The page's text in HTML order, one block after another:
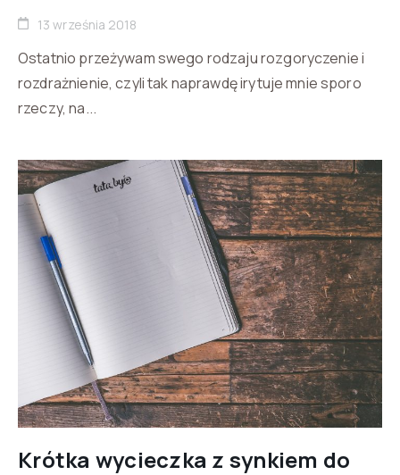
13 września 2018
Ostatnio przeżywam swego rodzaju rozgoryczenie i
rozdrażnienie, czyli tak naprawdę irytuje mnie sporo
rzeczy, na...
Krótka wycieczka z synkiem do